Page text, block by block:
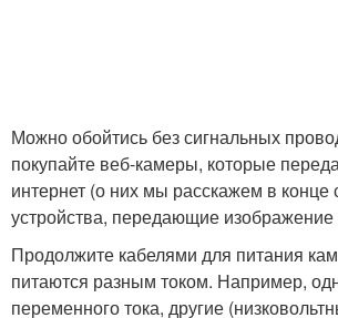
Можно обойтись без сигнальных
покупайте веб-камеры, которые
интернет (о них мы расскажем в конце
устройства, передающие изображение
Продолжите кабелями для питания
питаются разным током. Например,
переменного тока, другие